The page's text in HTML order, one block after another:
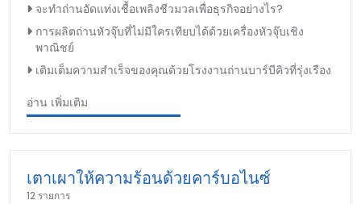
จะทำถ่านอัดแท่งเชื้อเพลิงชีวมวลเพื่อธุรกิจอย่างไร?
การผลิตถ่านหัวจุ๊บที่ไม่มีใครเทียบได้ด้วยเครื่องหัวจุ๊บเชิง
พาณิชย์
เติมเต็มความสำเร็จของคุณด้วยโรงงานถ่านบาร์บีคิวที่รุ่งเรือง
อ่าน เพิ่มเติม
เตาเผาให้ความร้อนด้วยคาร์บอไนซ์
12 รายการ